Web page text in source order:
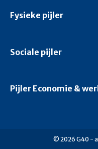
Fysieke pijler
Sociale pijler
Pijler Economie &
© 2026 G40 -